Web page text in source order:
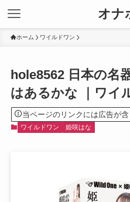
オナ
ホーム ワイルドワン
hole8562 日本の名
はあるかな ｜ワイ
当ページのリンクには広告が含
ワイルドワン 姫咲はな